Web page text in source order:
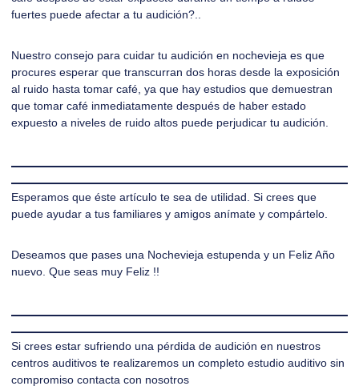
fuertes puede afectar a tu audición?..
Nuestro consejo para cuidar tu audición en nochevieja es que
procures esperar que transcurran dos horas desde la exposición
al ruido hasta tomar café, ya que hay estudios que demuestran
que tomar café inmediatamente después de haber estado
expuesto a niveles de ruido altos puede perjudicar tu audición.
Esperamos que éste artículo te sea de utilidad. Si crees que
puede ayudar a tus familiares y amigos anímate y compártelo.
Deseamos que pases una Nochevieja estupenda y un Feliz Año
nuevo. Que seas muy Feliz !!
Si crees estar sufriendo una pérdida de audición en nuestros
centros auditivos te realizaremos un completo estudio auditivo sin
compromiso contacta con nosotros